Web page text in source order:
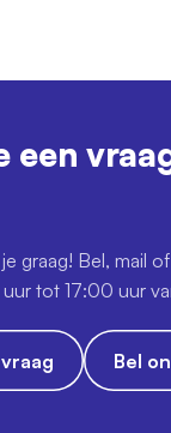
een
graag! Bel, mail
tot 17:00 uur
Bel